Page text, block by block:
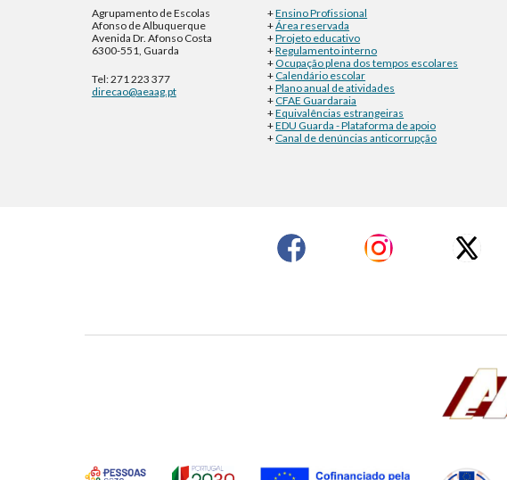
Agrupamento de Escolas
Afonso de Albuquerque
Avenida Dr. Afonso Costa
6300-551, Guarda
Tel: 271 223 377
direcao@aeaag.pt
+Ensino Profissional
+Área reservada
+Projeto educativo
+Regulamento interno
+Ocupação plena dos tempos escolares
+Calendário escolar
+Plano anual de atividades
+CFAE Guardaraia
+Equivalências estrangeiras
+EDU Guarda - Plataforma de apoio
+Canal de denúncias anticorrupção